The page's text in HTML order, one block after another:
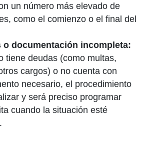
un número más elevado de
como el comienzo o el final del
o documentación incompleta:
tiene deudas (como multas,
cargos) o no cuenta con
necesario, el procedimiento
y será preciso programar
cuando la situación esté